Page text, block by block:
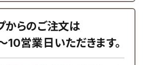
からのご注文は
10営業日いただきます。